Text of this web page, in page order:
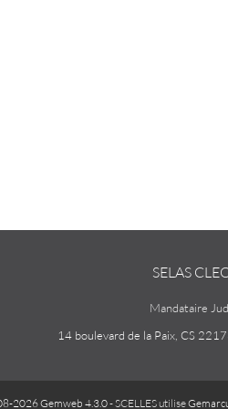
SELAS
Mandataire
14 boulevard de la Paix, CS
2026 Gemweb 4.3.0- SCELLES utilise